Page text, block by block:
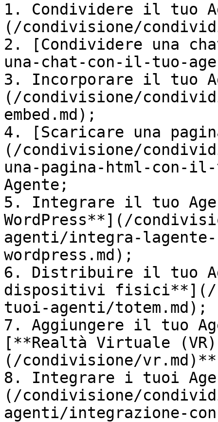
1. Condividere il tuo
(/condivisione/
2. [Condividere una
una-chat-con-il-tuo-
3. Incorporare il tuo
(/condivisione/
embed.md);
4. [Scaricare una
(/condivisione/
una-pagina-html-con-
Agente;
5. Integrare il tuo
WordPress**](/
agenti/integra-
wordpress.md);
6. Distribuire il tuo
dispositivi fisici**](/
tuoi-agenti/totem.md);
7. Aggiungere il tuo
[**Realtà Virtuale
(/condivisione/
8. Integrare i tuoi
(/condivisione/
agenti/integrazione-